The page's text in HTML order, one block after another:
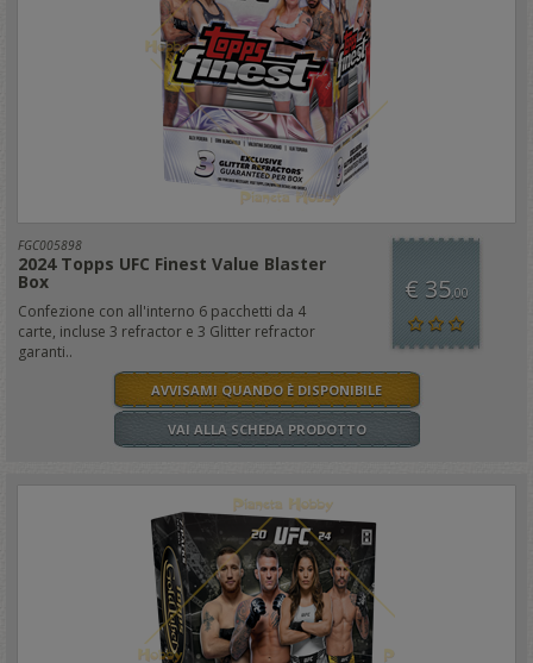
FGC005898
2024 Topps UFC Finest Value Blaster
Box
Confezione con all'interno 6 pacchetti da 4
carte, incluse 3 refractor e 3 Glitter refractor
garanti..
€ 35,00
AVVISAMI QUANDO È DISPONIBILE
VAI ALLA SCHEDA PRODOTTO